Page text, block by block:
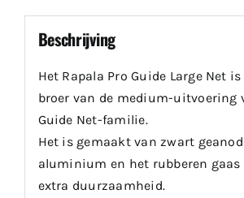
Beschrijving
Het Rapala Pro Guide Large Net
broer van de medium-uitvoering
Guide Net-familie.
Het is gemaakt van zwart
aluminium en het rubberen gaas
extra duurzaamheid.